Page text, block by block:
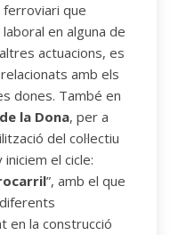
que
en alguna de
actuacions, es
amb els
dones. També en
la Dona, per a
del col·lectiu
el cicle:
”, amb el que
en la construcció